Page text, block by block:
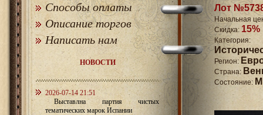
Способы оплаты
Описание торгов
Написать нам
НОВОСТИ
2026-07-14 21:51
Выставлна партия чистых
тематических марок Испании
Лот
Начальная
Скидка: 15%
Регион:
Страна:
Состояние: